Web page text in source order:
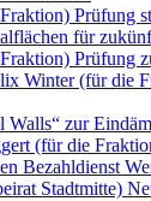
Prüfung
für
Prüfung
Winter (für
Walls“ zur
(für die
Bezahldienst
Stadtmitte)